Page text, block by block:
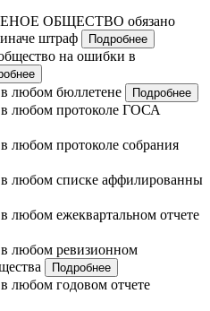
ОБЩЕСТВО обязано
штраф
Подробнее
на ошибки в
любом бюллетене Подробнее
в любом протоколе ГОСА
любом протоколе собрания
любом списке аффилированны
любом ежеквартальном отчете
любом ревизионном
Подробнее
любом годовом отчете